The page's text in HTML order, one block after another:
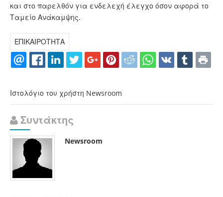
και στο παρελθόν για ενδελεχή έλεγχο όσον αφορά το
Ταμείο Ανάκαμψης.
ΕΠΙΚΑΙΡΟΤΗΤΑ
Ιστολόγιο του χρήστη Newsroom
Συντάκτης
Newsroom